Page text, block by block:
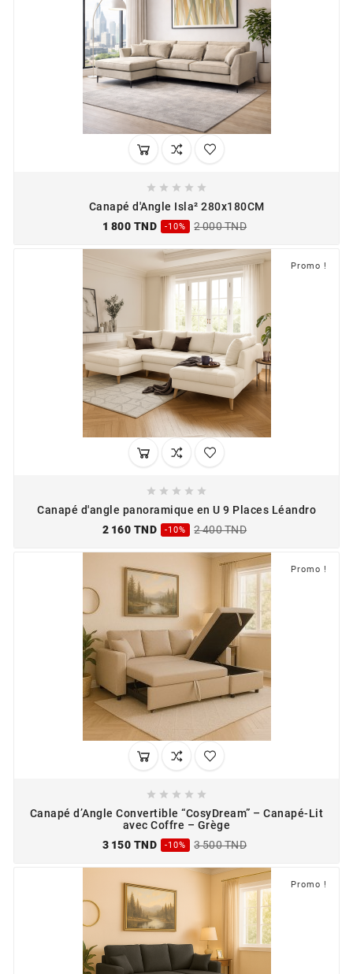
    
Canapé d'Angle Isla² 280x180CM
1 800 TND
-10% 2 000 TND
Promo !
    
Canapé d'angle panoramique en U 9 Places Léandro
2 160 TND
-10% 2 400 TND
Promo !
    
Canapé d’Angle Convertible “CosyDream” – Canapé-Lit
avec Coffre – Grège
3 150 TND
-10% 3 500 TND
Promo !